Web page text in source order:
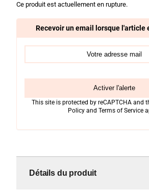
Ce produit est actuellement en rupture.
Recevoir un email lorsque l'article
Activer l'alerte
This site is protected by reCAPTCHA and
Policy and Terms of Service
Détails du produit